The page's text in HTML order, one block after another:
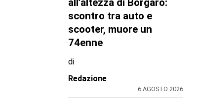
all’altezza di Borgaro:
scontro tra auto e
scooter, muore un
74enne
di
Redazione
6 AGOSTO 2026